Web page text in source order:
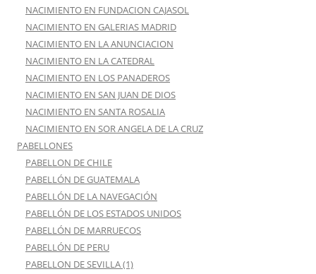
NACIMIENTO EN FUNDACION CAJASOL
NACIMIENTO EN GALERIAS MADRID
NACIMIENTO EN LA ANUNCIACION
NACIMIENTO EN LA CATEDRAL
NACIMIENTO EN LOS PANADEROS
NACIMIENTO EN SAN JUAN DE DIOS
NACIMIENTO EN SANTA ROSALIA
NACIMIENTO EN SOR ANGELA DE LA CRUZ
PABELLONES
PABELLON DE CHILE
PABELLÓN DE GUATEMALA
PABELLÓN DE LA NAVEGACIÓN
PABELLÓN DE LOS ESTADOS UNIDOS
PABELLÓN DE MARRUECOS
PABELLÓN DE PERU
PABELLON DE SEVILLA (1)